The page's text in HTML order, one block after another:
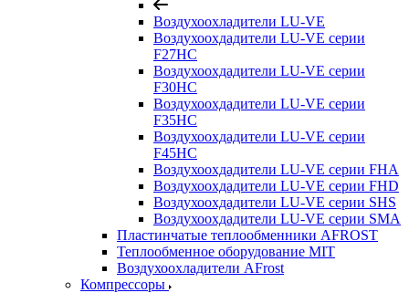
Воздухоохладители LU-VE
Воздухоохдадители LU-VE серии
F27HC
Воздухоохдадители LU-VE серии
F30HC
Воздухоохдадители LU-VE серии
F35HC
Воздухоохдадители LU-VE серии
F45HC
Воздухоохдадители LU-VE серии FHA
Воздухоохдадители LU-VE серии FHD
Воздухоохдадители LU-VE серии SHS
Воздухоохдадители LU-VE серии SMA
Пластинчатые теплообменники AFROST
Теплообменное оборудование MIT
Воздухоохладители AFrost
Компрессоры